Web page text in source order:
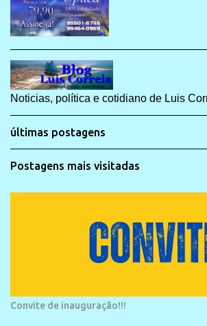
Noticias, política e cotidiano de Luis
últimas postagens
Postagens mais visitadas
Convite de inauguração!!!